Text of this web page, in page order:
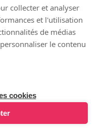
Tous droits réservés
collecter et analyser
et l'utilisation
de médias
le contenu
cookies